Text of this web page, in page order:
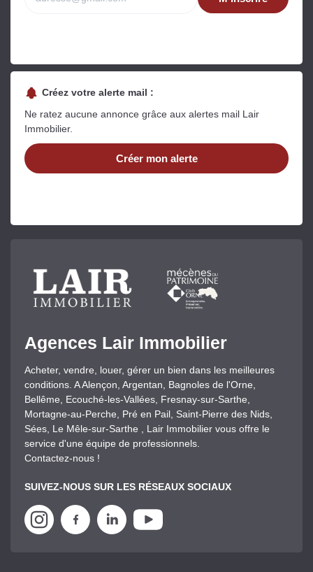
Créez votre alerte mail :
Ne ratez aucune annonce grâce aux alertes mail Lair
Immobilier.
Créer mon alerte
Agences Lair Immobilier
Acheter, vendre, louer, gérer un bien dans les meilleures
conditions. A Alençon, Argentan, Bagnoles de l'Orne,
Bellême, Ecouché-les-Vallées, Fresnay-sur-Sarthe,
Mortagne-au-Perche, Pré en Pail, Saint-Pierre des Nids,
Sées, Le Mêle-sur-Sarthe , Lair Immobilier vous offre le
service d'une équipe de professionnels.
Contactez-nous !
SUIVEZ-NOUS SUR LES RÉSEAUX SOCIAUX